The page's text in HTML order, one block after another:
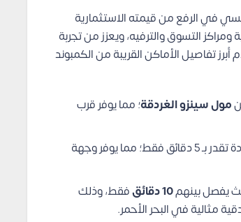
في الرفع من قيمته الاستثمارية
التسوق والترفيه، ويعزز من تجربة
تفاصيل الأماكن القريبة من الكمبوند
مول سينزو الغردقة؛ مما يوفر قرب
بدقائق معدودة تقدر بـ 5 دقائق فقط؛ مما يوفر وجهة
يفصل بينهم
فقط، وذلك
مثالية في البحر الأحمر.